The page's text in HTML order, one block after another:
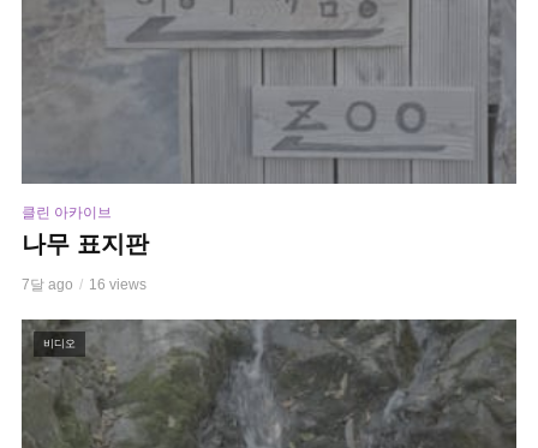
클린 아카이브
나무 표지판
7달 ago 16 views
비디오